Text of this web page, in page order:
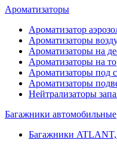
Ароматизаторы
Ароматизатор
Ароматизаторы
Ароматизаторы на
Ароматизаторы на
Ароматизаторы под
Ароматизаторы
Нейтрализаторы
Багажники автомобильные
Багажники